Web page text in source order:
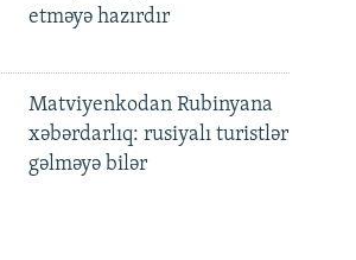
etməyə hazırdır
Matviyenkodan Rubinyana
xəbərdarlıq: rusiyalı turistlər
gəlməyə bilər